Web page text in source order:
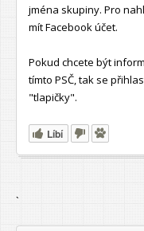
jména skupiny. Pro
mít Facebook účet.
Pokud chcete být
tímto PSČ, tak se
"tlapičky".
Líbí
`